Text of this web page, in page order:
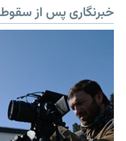
خبرنگاری پس از